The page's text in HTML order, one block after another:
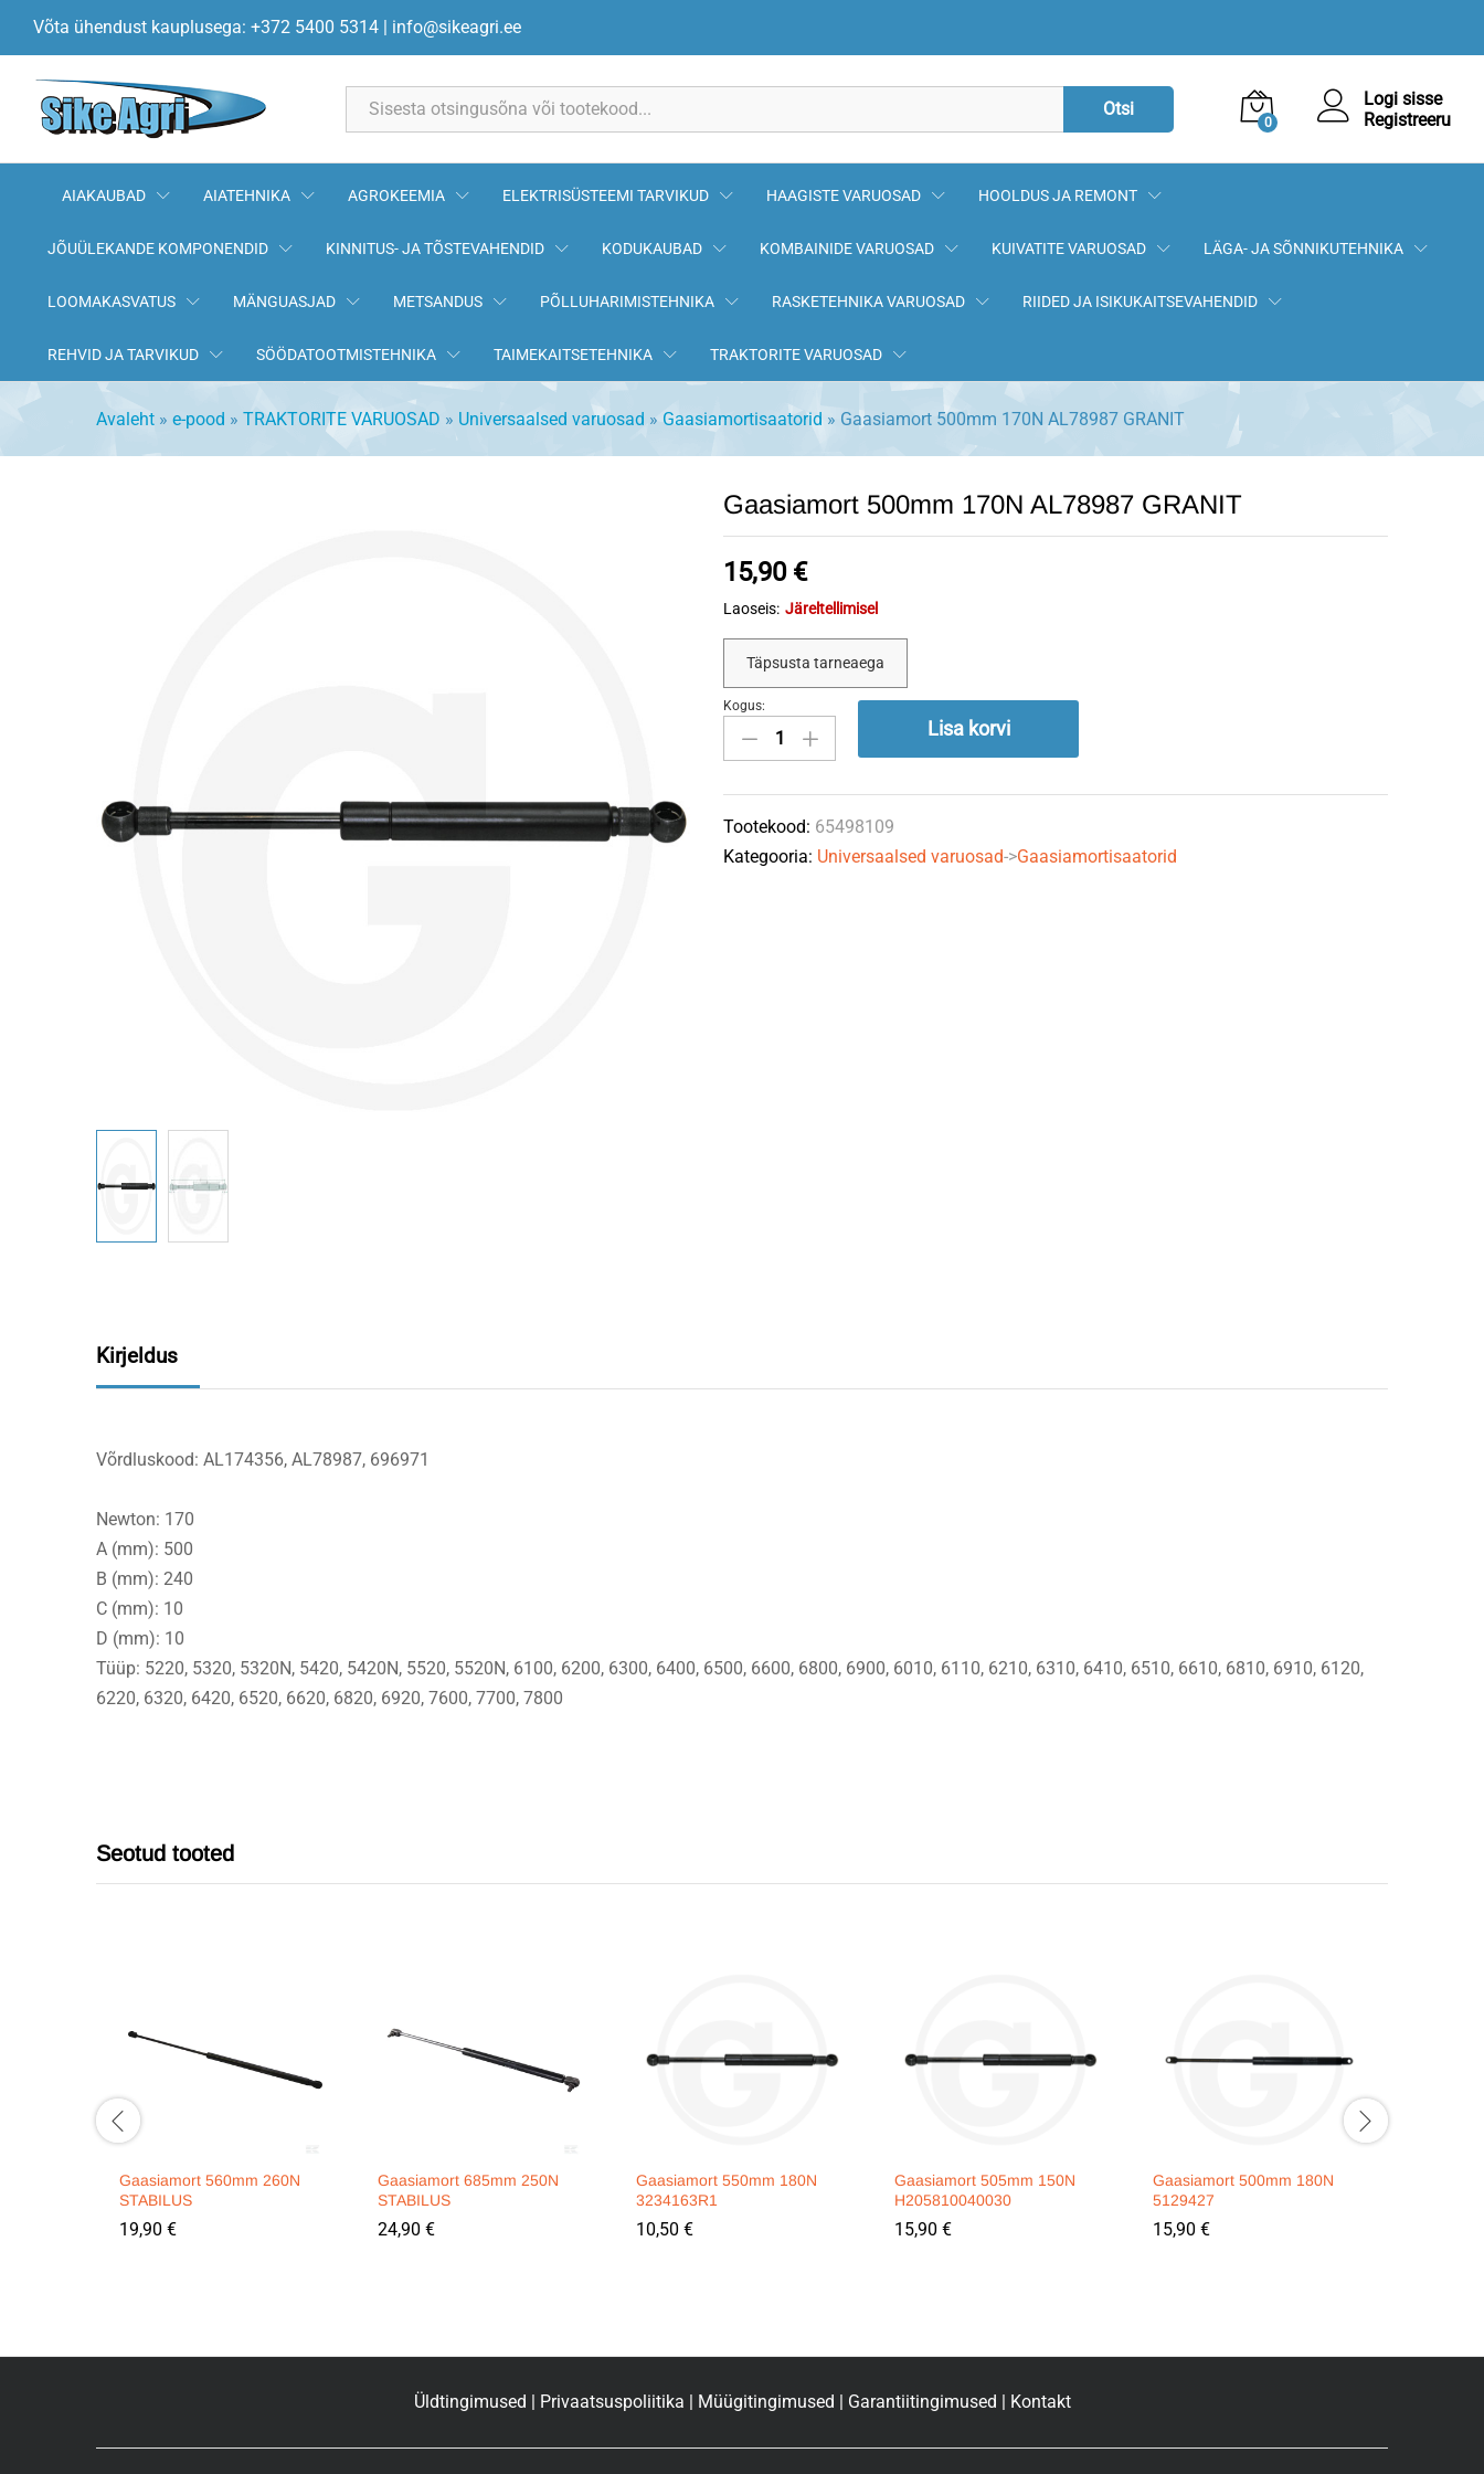
Võta ühendust kauplusega: +372 5400 5314 | info@sikeagri.ee
Otsi
0
Logi sisse
Registreeru
AIAKAUBAD AIATEHNIKA AGROKEEMIA ELEKTRISÜSTEEMI TARVIKUD HAAGISTE VARUOSAD HOOLDUS JA REMONT
JÕUÜLEKANDE KOMPONENDID KINNITUS- JA TÕSTEVAHENDID KODUKAUBAD KOMBAINIDE VARUOSAD KUIVATITE VARUOSAD LÄGA- JA SÕNNIKUTEHNIKA
LOOMAKASVATUS MÄNGUASJAD METSANDUS PÕLLUHARIMISTEHNIKA RASKETEHNIKA VARUOSAD RIIDED JA ISIKUKAITSEVAHENDID
REHVID JA TARVIKUD SÖÖDATOOTMISTEHNIKA TAIMEKAITSETEHNIKA TRAKTORITE VARUOSAD
Avaleht » e-pood » TRAKTORITE VARUOSAD » Universaalsed varuosad » Gaasiamortisaatorid » Gaasiamort 500mm 170N AL78987 GRANIT
Gaasiamort 500mm 170N AL78987 GRANIT
15,90 €
Laoseis: Järeltellimisel
Täpsusta tarneaega
Gaasiamort
500mm
AL78987
GRANIT
quantity
Kogus:
Lisa korvi
Tootekood: 65498109
Kategooria: Universaalsed varuosad->Gaasiamortisaatorid
Kirjeldus
Võrdluskood: AL174356, AL78987, 696971
Newton: 170
A (mm): 500
B (mm): 240
C (mm): 10
D (mm): 10
Tüüp: 5220, 5320, 5320N, 5420, 5420N, 5520, 5520N, 6100, 6200, 6300, 6400, 6500, 6600, 6800, 6900, 6010, 6110, 6210, 6310, 6410, 6510, 6610, 6810, 6910, 6120,
6220, 6320, 6420, 6520, 6620, 6820, 6920, 7600, 7700, 7800
Seotud tooted
Gaasiamort 560mm 260N
STABILUS
19,90 €
Gaasiamort 685mm 250N
STABILUS
24,90 €
Gaasiamort 550mm 180N
3234163R1
10,50 €
Gaasiamort 505mm 150N
H205810040030
15,90 €
Gaasiamort 500mm 180N
5129427
15,90 €
Üldtingimused Privaatsuspoliitika Müügitingimused Garantiitingimused Kontakt
Kirjeldus